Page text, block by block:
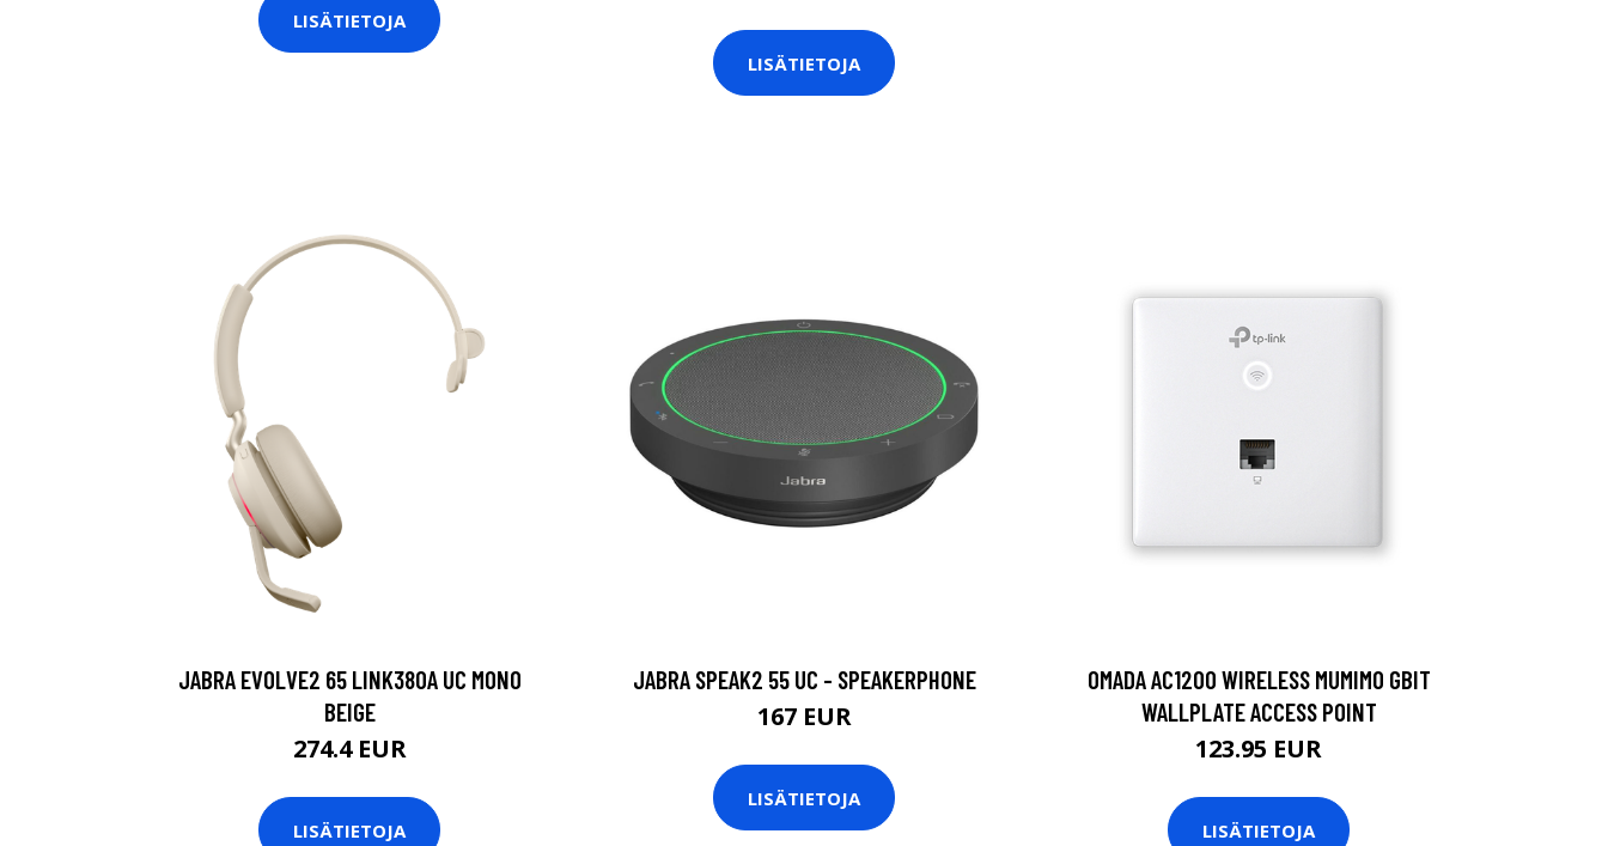
LISÄTIETOJA
LISÄTIETOJA
JABRA EVOLVE2 65 LINK380A UC MONO
BEIGE
274.4 EUR
LISÄTIETOJA
JABRA SPEAK2 55 UC - SPEAKERPHONE
167 EUR
LISÄTIETOJA
OMADA AC1200 WIRELESS MUMIMO GBIT
WALLPLATE ACCESS POINT
123.95 EUR
LISÄTIETOJA